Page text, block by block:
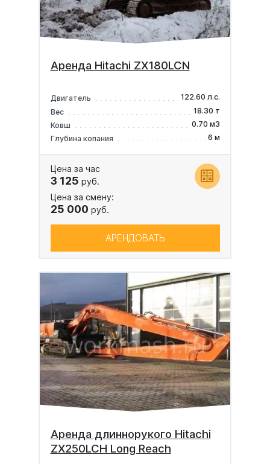
Аренда Hitachi ZX180LCN
Двигатель
122.60 л.с.
Вес
18.30 т
Ковш
0.70 м3
Глубина копания
6 м
Цена за час
3 125 руб.
Цена за смену:
25 000 руб.
АРЕНДОВАТЬ
Аренда длиннорукого Hitachi
ZX250LCH Long Reach